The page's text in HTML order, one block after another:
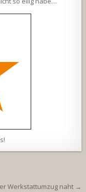
Werkstattumzug naht →